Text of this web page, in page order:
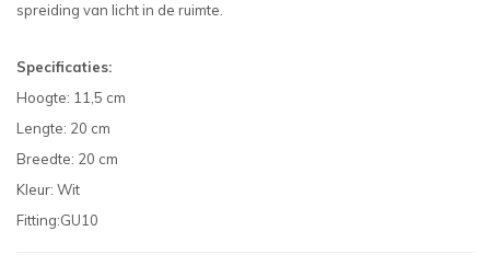
spreiding van licht in de ruimte.
Specificaties:
Hoogte: 11,5 cm
Lengte: 20 cm
Breedte: 20 cm
Kleur: Wit
Fitting:GU10